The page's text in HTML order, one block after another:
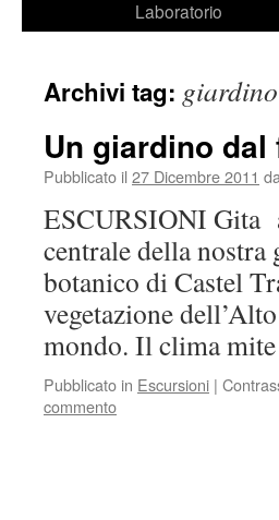
Laboratorio
Archivi tag:
Un giardino
Pubblicato il 27 Dicembre 2011 da
ESCURSIONI Gita
centrale della
botanico di Castel
vegetazione
mondo. Il clima
Pubblicato in Escursioni |
commento